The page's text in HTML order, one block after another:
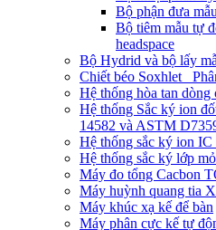
Bộ phận đưa
Bộ tiêm mẫu tự
headspace
Bộ Hydrid và bộ lấy
Chiết béo Soxhlet_
Hệ thống hòa tan
Hệ thống Sắc ký ion
14582 và ASTM
Hệ thống sắc ký ion
Hệ thống sắc ký lớp
Máy đo tổng Cacbon
Máy huỳnh quang tia
Máy khúc xạ kế để bàn
Máy phân cực kế tự